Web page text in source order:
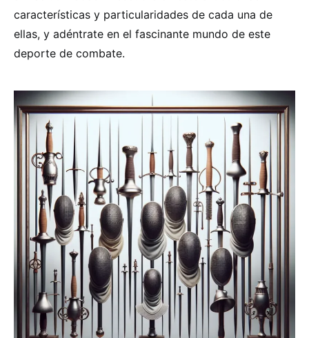
características y particularidades de cada una de
ellas, y adéntrate en el fascinante mundo de este
deporte de combate.